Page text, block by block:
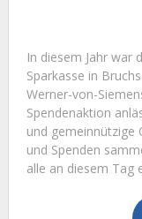
In diesem Jahr war
Sparkasse in
Werner-von-
Spendenaktion
und gemeinnützige
und Spenden
alle an diesem Tag